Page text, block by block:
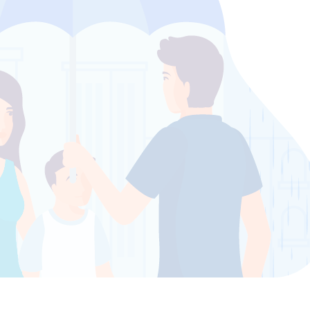
Llevas una vida que no te llena o de
cara a la galería
Cuando te esfuerzas por agradar a los
demás y te afectan negativamente sus
comentarios. Cuando los demás activan